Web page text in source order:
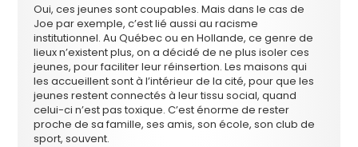
Oui, ces jeunes sont coupables. Mais dans le cas de
Joe par exemple, c’est lié aussi au racisme
institutionnel. Au Québec ou en Hollande, ce genre de
lieux n’existent plus, on a décidé de ne plus isoler ces
jeunes, pour faciliter leur réinsertion. Les maisons qui
les accueillent sont à l’intérieur de la cité, pour que les
jeunes restent connectés à leur tissu social, quand
celui-ci n’est pas toxique. C’est énorme de rester
proche de sa famille, ses amis, son école, son club de
sport, souvent.